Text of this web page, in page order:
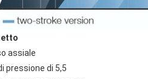
assiale
pressione di 5,5